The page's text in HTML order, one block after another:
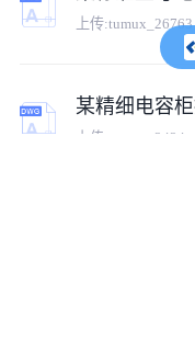
上传:tumux_26763
上传: tumux_2424